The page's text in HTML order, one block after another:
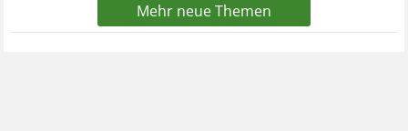
Mehr neue Themen